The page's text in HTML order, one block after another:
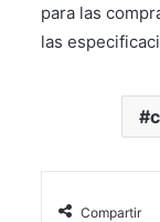
para las
las
Compartir